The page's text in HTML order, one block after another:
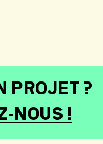
PROJET ?
NOUS !